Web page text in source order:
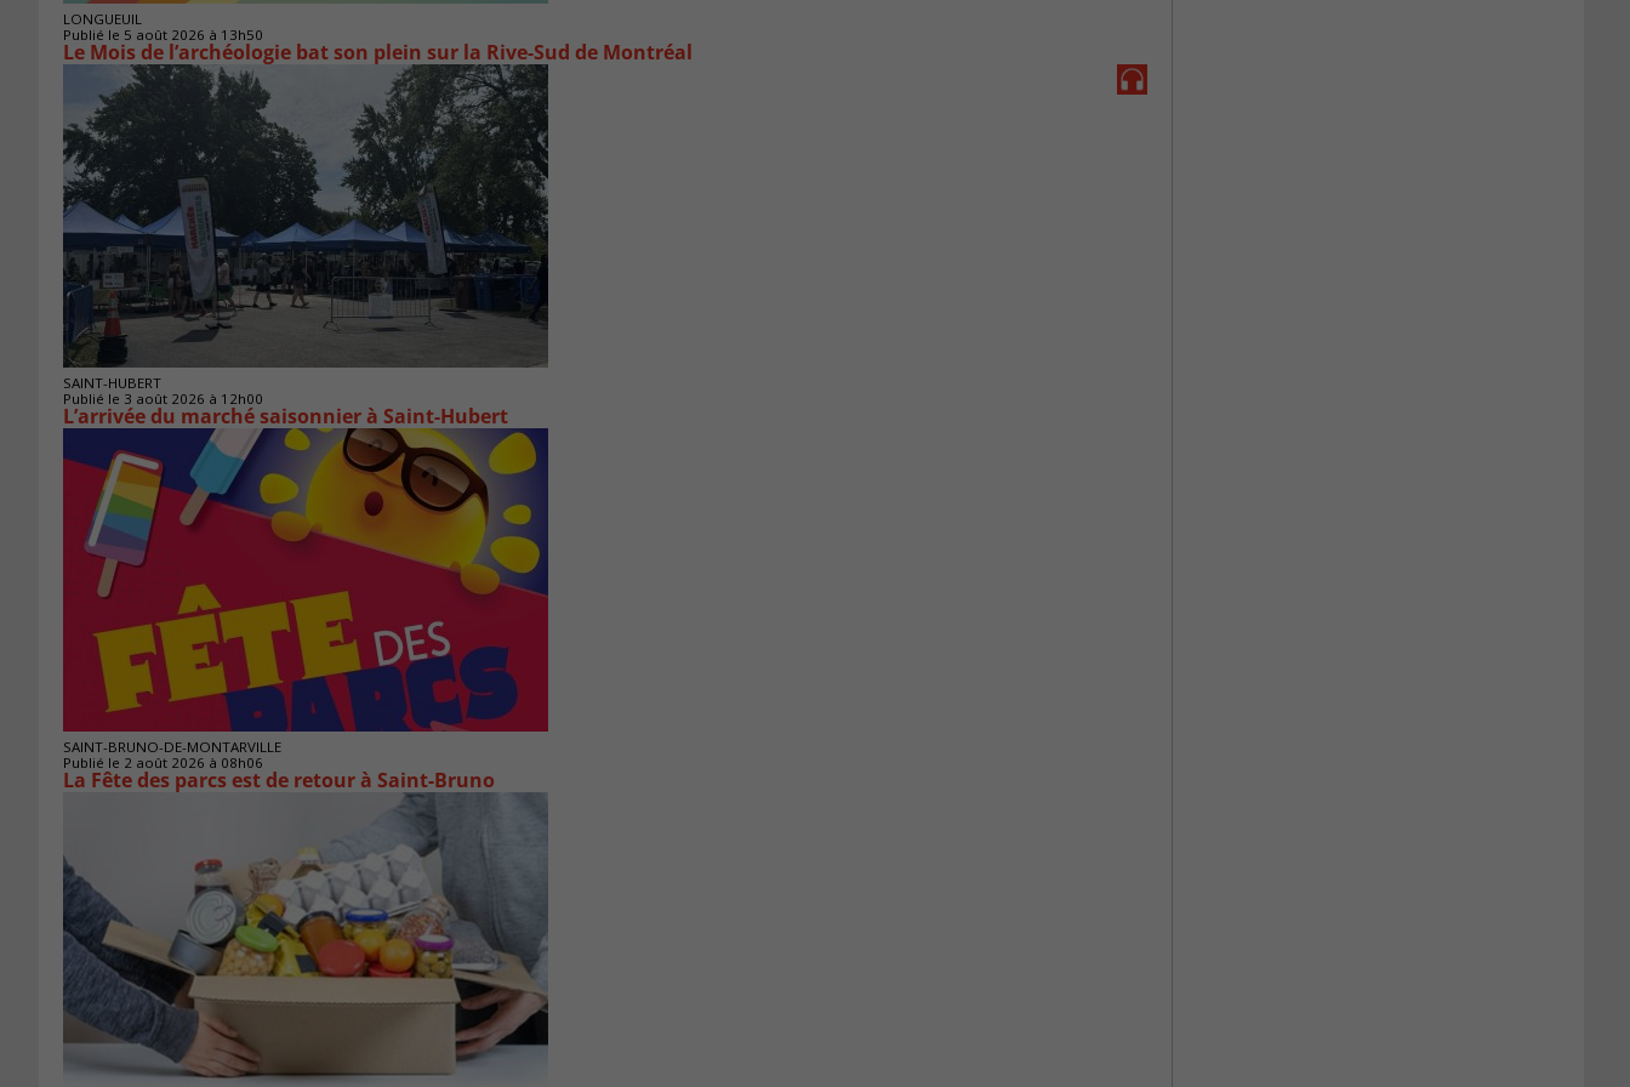
LONGUEUIL
Publié le 5 août 2026 à 13h50
Le Mois de l’archéologie bat son plein sur la Rive-Sud de Montréal
SAINT-HUBERT
Publié le 3 août 2026 à 12h00
L’arrivée du marché saisonnier à Saint-Hubert
SAINT-BRUNO-DE-MONTARVILLE
Publié le 2 août 2026 à 08h06
La Fête des parcs est de retour à Saint-Bruno